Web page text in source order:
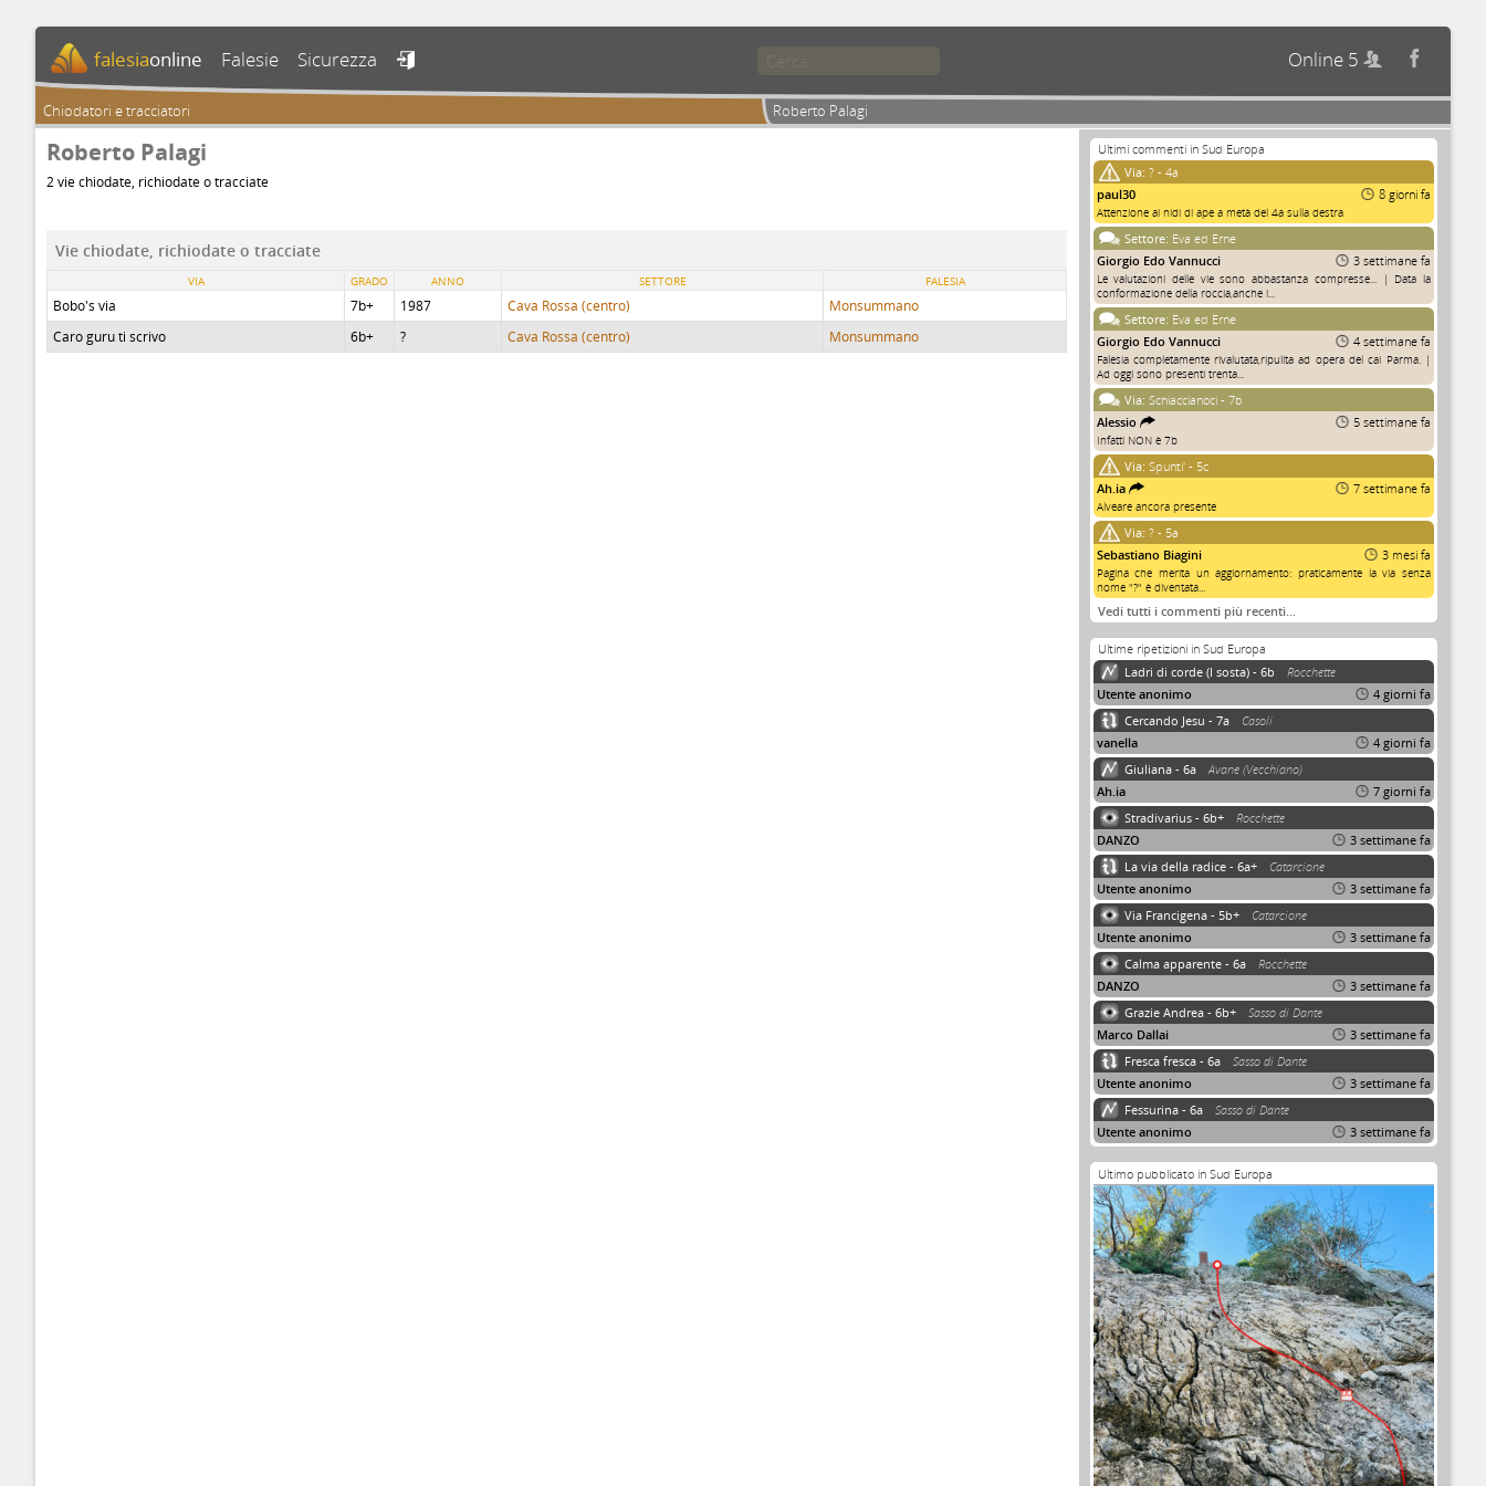
falesiaonline Falesie Sicurezza  Online 5 
Chiodatori e tracciatori Roberto Palagi
Roberto Palagi
2 vie chiodate, richiodate o tracciate
Vie chiodate, richiodate o tracciate
VIA GRADO ANNO SETTORE FALESIA
Bobo's via 7b+ 1987 Cava Rossa (centro)
Monsummano
Caro guru ti scrivo
6b+ ? Cava Rossa (centro) Monsummano
Ultimi commenti in Sud Europa
Via: ? - 4a
paul30
8 giorni fa
Attenzione ai nidi di ape a metà del 4a sulla destra
Settore: Eva ed Erne
Giorgio Edo Vannucci
3 settimane fa
Le valutazioni delle vie sono abbastanza compresse... | Data la
conformazione della roccia,anche i...
Settore: Eva ed Erne
Giorgio Edo Vannucci
4 settimane fa
Falesia completamente rivalutata,ripulita ad opera del cai Parma. |
Ad oggi sono presenti trenta...
Via: Schiaccianoci - 7b
Alessio
5 settimane fa
Infatti NON è 7b
Via: Spunti' - 5c
Ah.ia
7 settimane fa
Alveare ancora presente
Via: ? - 5a
Sebastiano Biagini
3 mesi fa
Pagina che merita un aggiornamento: praticamente la via senza
nome "?" è diventata...
Vedi tutti i commenti più recenti…
Ultime ripetizioni in Sud Europa
Ladri di corde (I sosta) - 6b
Rocchette
Utente anonimo
4 giorni fa
Cercando Jesu - 7a
Casoli
vanella
4 giorni fa
Giuliana - 6a
Avane (Vecchiano)
Ah.ia
7 giorni fa
Stradivarius - 6b+
Rocchette
DANZO
3 settimane fa
La via della radice - 6a+
Catarcione
Utente anonimo
3 settimane fa
Via Francigena - 5b+
Catarcione
Utente anonimo
3 settimane fa
Calma apparente - 6a
Rocchette
DANZO
3 settimane fa
Grazie Andrea - 6b+
Sasso di Dante
Marco Dallai
3 settimane fa
Fresca fresca - 6a
Sasso di Dante
Utente anonimo
3 settimane fa
Fessurina - 6a
Sasso di Dante
Utente anonimo
3 settimane fa
Ultimo pubblicato in Sud Europa